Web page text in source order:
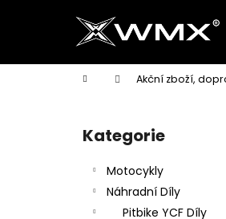
Domů Akční zboží,
Přeskočit
kategorie
Kategorie
Motocykly
Náhradní Díly
Pitbike YCF Díly
í
Zpět
do
Zpět
do